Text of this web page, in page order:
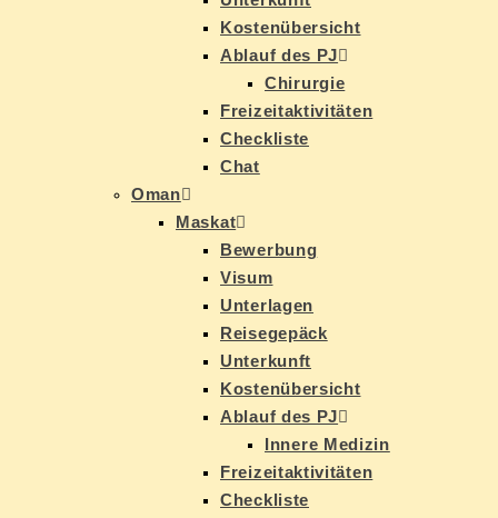
Kos­ten­über­sicht
Ab­lauf des PJ
Chir­ur­gie
Frei­zeit­ak­ti­vi­tä­ten
Check­lis­te
Chat
Oman
Mas­kat
Be­wer­bung
Vi­sum
Un­ter­la­gen
Rei­se­ge­päck
Un­ter­kunft
Kos­ten­über­sicht
Ab­lauf des PJ
In­ne­re Medizin
Frei­zeit­ak­ti­vi­tä­ten
Check­lis­te